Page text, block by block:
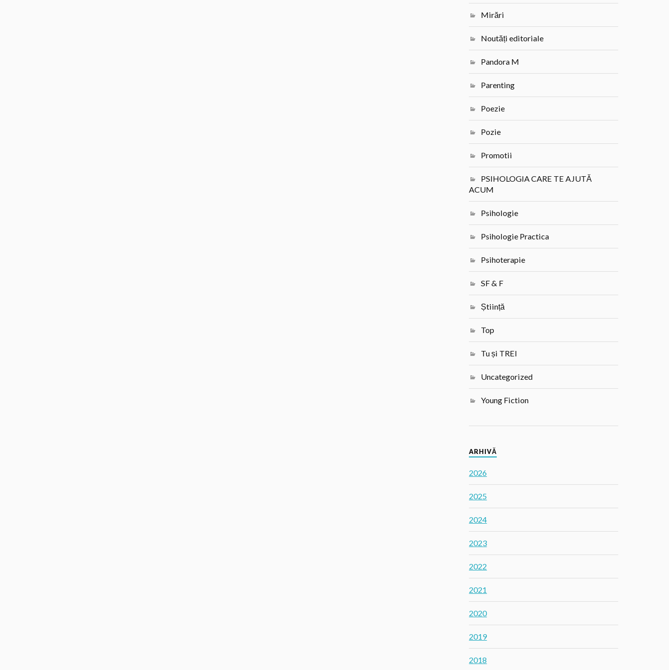
Mirări
Noutăți editoriale
Pandora M
Parenting
Poezie
Pozie
Promotii
PSIHOLOGIA CARE TE AJUTĂ
ACUM
Psihologie
Psihologie Practica
Psihoterapie
SF & F
Știință
Top
Tu și TREI
Uncategorized
Young Fiction
ARHIVĂ
2026
2025
2024
2023
2022
2021
2020
2019
2018